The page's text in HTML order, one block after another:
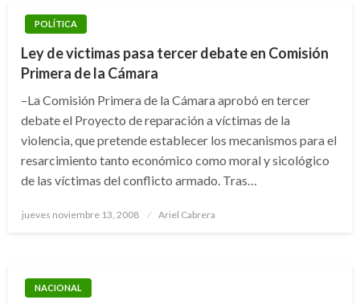
POLÍTICA
Ley de victimas pasa tercer debate en Comisión
Primera de la Cámara
–La Comisión Primera de la Cámara aprobó en tercer
debate el Proyecto de reparación a víctimas de la
violencia, que pretende establecer los mecanismos para el
resarcimiento tanto económico como moral y sicológico
de las víctimas del conflicto armado. Tras…
Publicado
jueves noviembre 13, 2008 Ariel Cabrera
NACIONAL